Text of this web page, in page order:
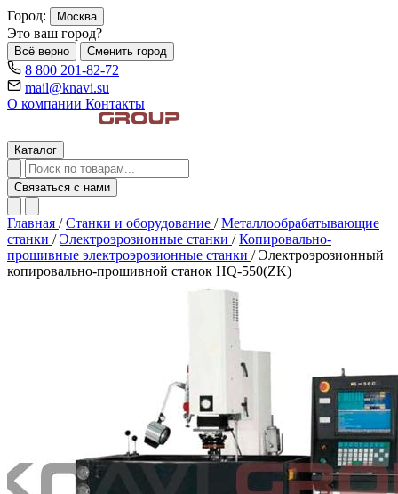
Город: Москва
Это ваш город?
Всё верно Сменить город
8 800 201-82-72
mail@knavi.su
О компании Контакты
Каталог
Связаться с нами
Главная / Станки и оборудование / Металлообрабатывающие
станки / Электроэрозионные станки / Копировально-
прошивные электроэрозионные станки / Электроэрозионный
копировально-прошивной станок HQ-550(ZK)